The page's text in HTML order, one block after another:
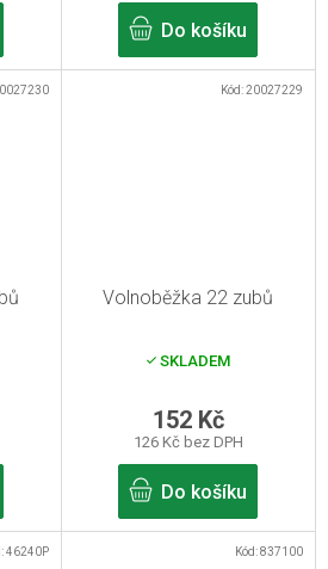
Do košíku
Volnoběžka 22 zubů
SKLADEM
126 Kč bez DPH
152 Kč
Do košíku
Kód:20027229
46240P Kód:837100